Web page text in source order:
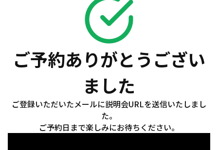
ご予約ありがとうござい
ました
ご登録いただいたメールに説明会URLを送信いたしまし
た。
ご予約日まで楽しみにお待ちください。